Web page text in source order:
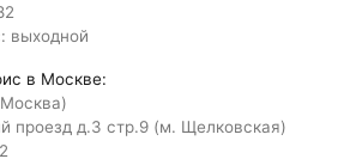
выходной
в Москве:
проезд д.3 стр.9 (м. Щелковская)